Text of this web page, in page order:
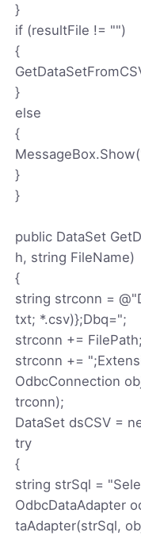
}
if (resultFile != "")
{
}
else
{
}
}
public DataSet
h, string FileName)
{
string strconn =
txt; *.csv)};Dbq=";
strconn += FilePath;
strconn +=
OdbcConnection
trconn);
DataSet dsCSV =
try
{
string strSql =
OdbcDataAdapter
taAdapter(strSql,